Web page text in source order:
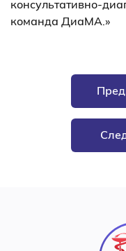
консультативно-
команда ДиаМА.»